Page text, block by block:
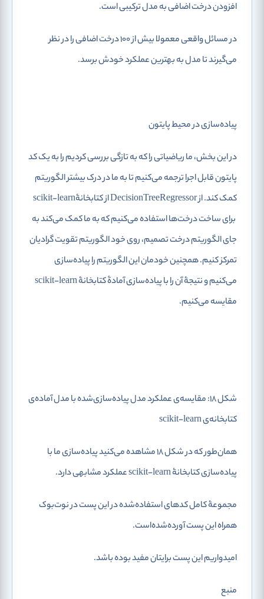
افزودندرخت اضافی به مدل ترکیبی است.
در مسائل واقعی معمولا بیش از 100 درخت اضافی را در نظر
می‌گیرند تا مدل به بهترین عملکرد خودش برسد.
پیاده‌سازی در محیط پایتون
در این بخش، ما ریاضیاتی را که به تازگی بررسی کردیم را به یک کد
پایتون قابل اجرا ترجمه می‌کنیم تا به ما در درک بیشتر الگوریتم
کمک کند. از DecisionTreeRegressor از کتابخانۀscikit-learn
برای ساخت درخت‌ها استفاده می‌کنیم که به ما کمک می‌کند به
جای الگوریتم درخت تصمیم، روی خود الگوریتم تقویت گرادیان
تمرکز کنیم. همچنین خودمان این الگوریتم را پیاده‌سازی
می‌کنیم و نتیجۀ آن را با پیاده‌سازی آمادۀ کتابخانۀ scikit-learn
مقایسه می‌کنیم.
شکل 18: مقایسه‌ی عملکرد مدل پیاده‌سازی‌شده با مدل آماده‌ی
کتابخانه‌ی scikit-learn
همان‌طور که در شکل 18 مشاهده می‌کنید پیاده‌سازی ما با
پیاده‌سازی کتابخانۀ scikit-learn عملکرد مشابهی دارد.
مجموعۀ کامل کدهای استفاده‌شده در این پست در نوت‌بوک
همراه این پست آورده‌شده‌است.
امیدواریم این پست برایتان مفید بوده باشد.
منبع